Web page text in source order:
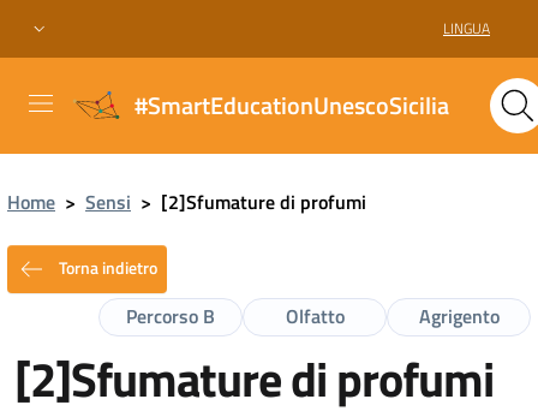
LINGUA
#SmartEducationUnescoSicilia
Home > Sensi > [2]Sfumature di profumi
Torna indietro
Agrigento
Olfatto
Percorso B
[2]Sfumature di profumi